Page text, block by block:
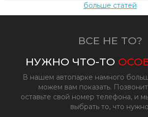
больше статей
ВСЕ НЕ ТО?
НУЖНО ЧТО-ТО
В нашем автопарке намного
можем вам показать.
оставьте свой номер телефона, и
выбрать то, что